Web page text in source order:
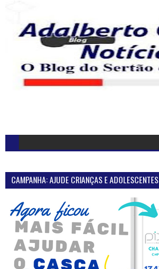
CAMPANHA: AJUDE CRIANÇAS E ADOLESCENTES